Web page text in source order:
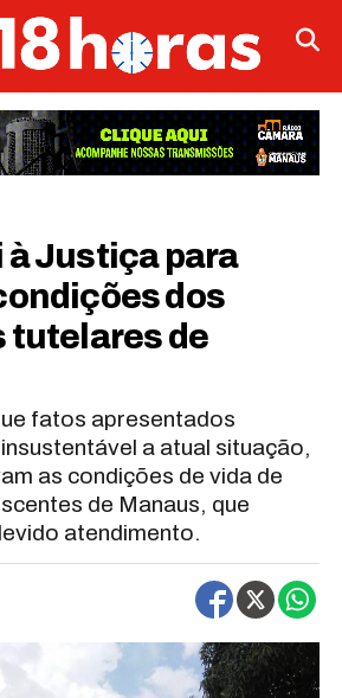
à Justiça para
dos
tutelares de
fatos apresentados
a atual situação,
as condições de vida de
de Manaus, que
atendimento.